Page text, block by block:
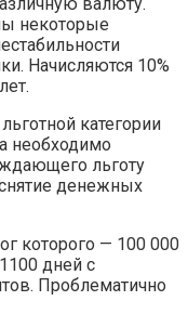
некоторые
Начисляются 10%
категории
необходимо
льготу
денежных
которого — 100 000
дней с
Проблематично